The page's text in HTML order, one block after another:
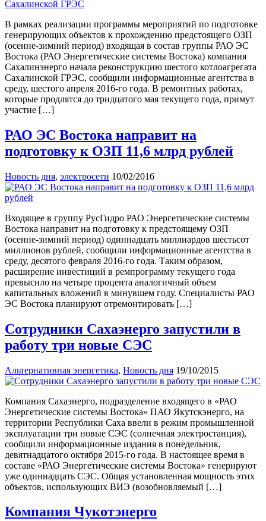
В рамках реализации программы мероприятий по подготовке
генерирующих объектов к прохождению предстоящего ОЗП
(осенне-зимний период) входящая в состав группы РАО ЭС
Востока (РАО Энергетические системы Востока) компания
Сахалинэнерго начала реконструкцию шестого котлоагрегата
Сахалинской ГРЭС, сообщили информационные агентства в
среду, шестого апреля 2016-го года. В ремонтных работах,
которые продлятся до тридцатого мая текущего года, примут
участие […]
РАО ЭC Востока направит на
подготовку к ОЗП 11,6 млрд рублей
Новость дня, электросети 10/02/2016
Входящее в группу РусГидро РАО Энергетические системы
Востока направит на подготовку к предстоящему ОЗП
(осенне-зимний период) одиннадцать миллиардов шестьсот
миллионов рублей, сообщили информационные агентства в
среду, десятого февраля 2016-го года. Таким образом,
расширение инвестиций в ремпрограмму текущего года
превысило на четыре процента аналогичный объем
капитальных вложений в минувшем году. Специалисты РАО
ЭC Востока планируют отремонтировать […]
Сотрудники Сахаэнерго запустили в
работу три новые СЭС
Альтернативная энергетика, Новость дня 19/10/2015
Компания Сахаэнерго, подразделение входящего в «РАО
Энергетические системы Востока» ПАО Якутскэнерго, на
территории Республики Саха ввели в режим промышленной
эксплуатации три новые СЭС (солнечная электростанция),
сообщили информационные издания в понедельник,
девятнадцатого октября 2015-го года. В настоящее время в
составе «РАО Энергетические системы Востока» генерируют
уже одиннадцать СЭС. Общая установленная мощность этих
объектов, использующих ВИЭ (возобновляемый […]
Компания Чукотэнерго